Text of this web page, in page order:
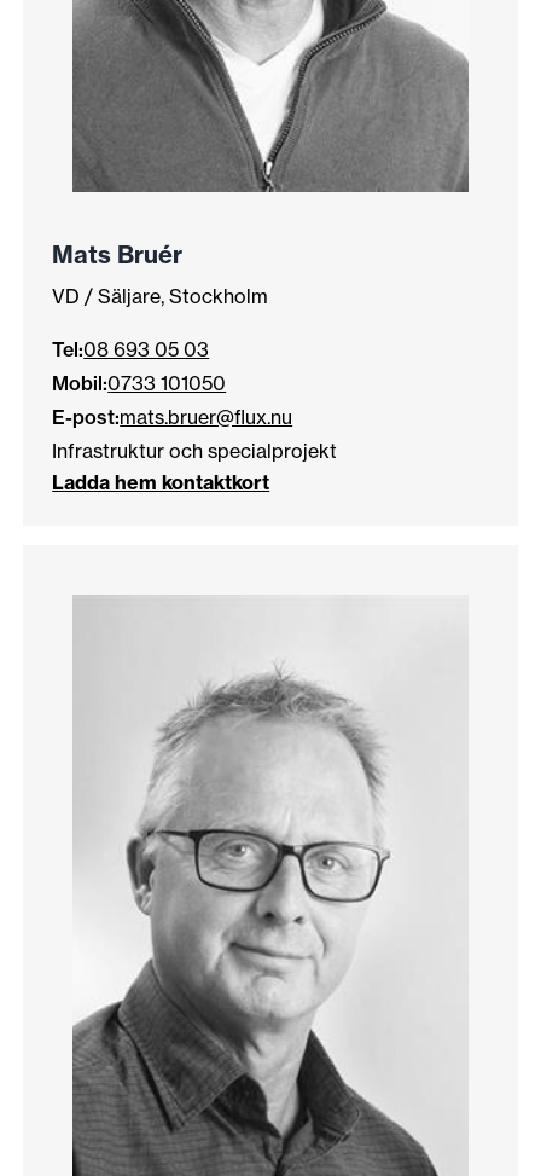
Mats Bruér
VD / Säljare, Stockholm
Tel:08 693 05 03
Mobil:0733 101050
E-post:mats.bruer@flux.nu
Infrastruktur och specialprojekt
Ladda hem kontaktkort